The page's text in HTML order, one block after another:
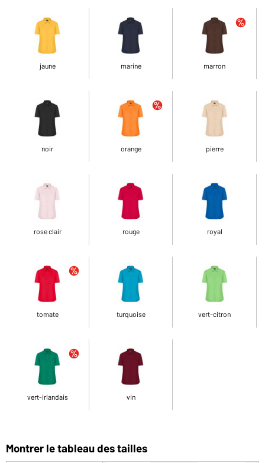
jaune marine marron
noir orange pierre
rose clair rouge royal
tomate turquoise vert-citron
vert-irlandais vin
Montrer le tableau des tailles